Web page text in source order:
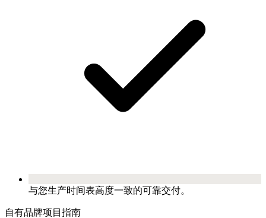
与您生产时间表高度一致的可靠交付。
自有品牌项目指南